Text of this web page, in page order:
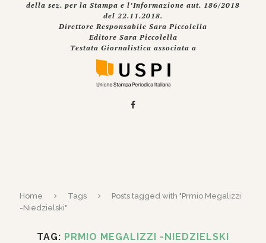
della sez. per la Stampa e l’Informazione aut. 186/2018
del 22.11.2018.
Direttore Responsabile Sara Piccolella
Editore Sara Piccolella
Testata Giornalistica associata a
Home Tags
Posts tagged with "Prmio Megalizzi
-Niedzielski"
TAG: PRMIO MEGALIZZI -NIEDZIELSKI